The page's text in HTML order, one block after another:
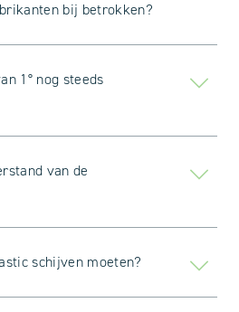
bij betrokken?
1° nog steeds
van de
schijven moeten?